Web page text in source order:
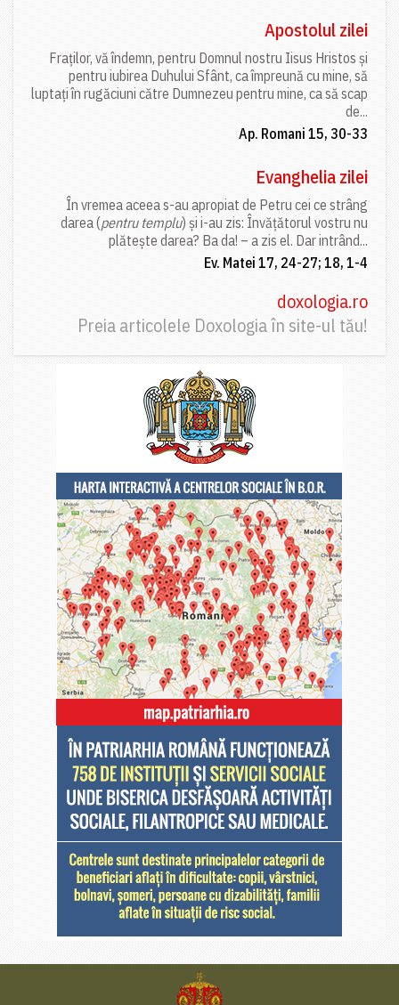
Apostolul zilei
Fraților, vă îndemn, pentru Domnul nostru Iisus Hristos și
pentru iubirea Duhului Sfânt, ca împreună cu mine, să
luptați în rugăciuni către Dumnezeu pentru mine, ca să scap
de...
Ap. Romani 15, 30-33
Evanghelia zilei
În vremea aceea s-au apropiat de Petru cei ce strâng
darea (pentru templu) și i-au zis: Învățătorul vostru nu
plătește darea? Ba da! – a zis el. Dar intrând...
Ev. Matei 17, 24-27; 18, 1-4
doxologia.ro
Preia articolele Doxologia în site-ul tău!